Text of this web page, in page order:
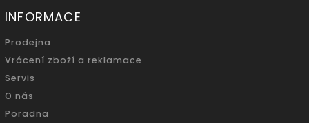
INFORMACE
Prodejna
Vrácení zboží a reklamace
Servis
O nás
Poradna